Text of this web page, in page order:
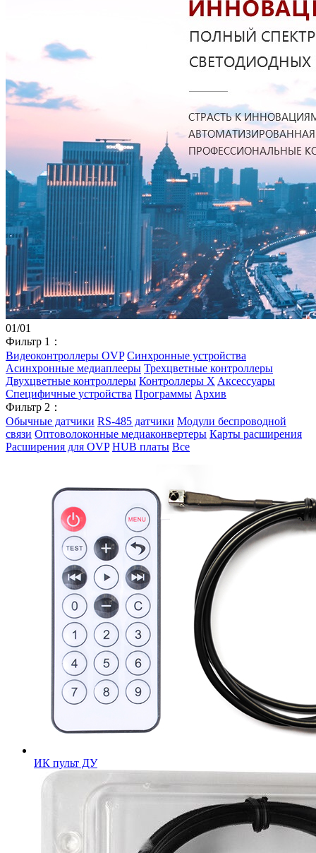
01/01
Фильтр 1：
Видеоконтроллеры OVP Синхронные устройства
Асинхронные медиаплееры Трехцветные контроллеры
Двухцветные контроллеры Контроллеры X Aксессуары
Специфичные устройства Программы Архив
Фильтр 2：
Обычные датчики RS-485 датчики Модули беспроводной
связи Оптоволоконные медиаконвертеры Карты расширения
Расширения для OVP HUB платы Все
ИК пульт ДУ